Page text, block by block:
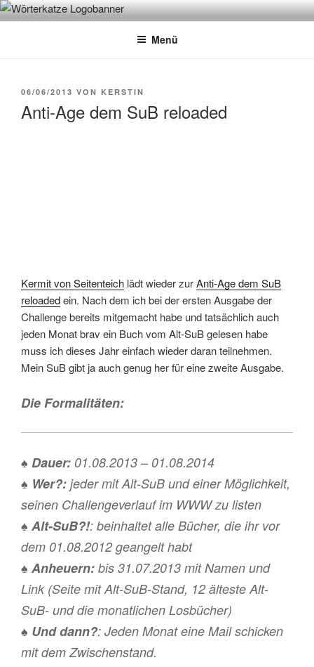
Zum
InhaltWÖRTERKATZE
Von Büchern erzählen
Menü
VERÖFFENTLICHT
06/06/2013 VON KERSTIN
Anti-Age dem SuB reloaded
Kermit von Seitenteich lädt wieder zurAnti-Age dem SuB
reloadedein. Nach dem ich bei der ersten Ausgabe der
Challenge bereits mitgemacht habe und tatsächlich auch
jeden Monat brav ein Buch vom Alt-SuB gelesen habe
muss ich dieses Jahr einfach wieder daran teilnehmen.
Mein SuB gibt ja auch genug her für eine zweite Ausgabe.
Die Formalitäten:
♠ Dauer: 01.08.2013 – 01.08.2014
♠ Wer?: jeder mit Alt-SuB und einer Möglichkeit,
seinen Challengeverlauf im WWW zu listen
♠ Alt-SuB?!: beinhaltet alle Bücher, die ihr vor
dem 01.08.2012 geangelt habt
♠ Anheuern: bis 31.07.2013 mit Namen und
Link (Seite mit Alt-SuB-Stand, 12 älteste Alt-
SuB- und die monatlichen Losbücher)
♠ Und dann?: Jeden Monat eine Mail schicken
mit dem Zwischenstand.